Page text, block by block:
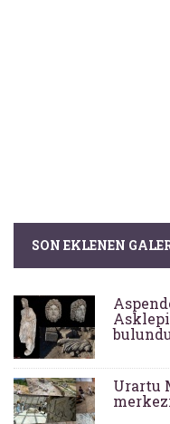
SON EKLENEN
Urartu